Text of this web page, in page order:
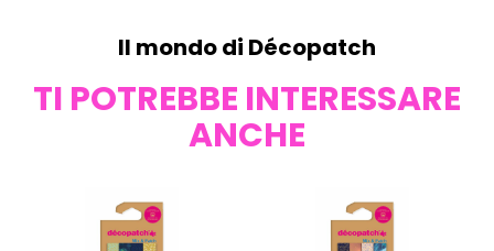
Il mondo di Décopatch
TI POTREBBE INTERESSARE
ANCHE